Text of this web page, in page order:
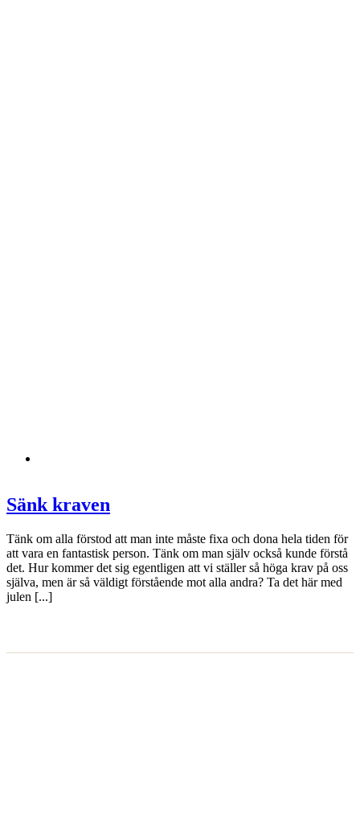
Sänk kraven
Tänk om alla förstod att man inte måste fixa och dona hela tiden för
att vara en fantastisk person. Tänk om man själv också kunde förstå
det. Hur kommer det sig egentligen att vi ställer så höga krav på oss
själva, men är så väldigt förstående mot alla andra? Ta det här med
julen [...]